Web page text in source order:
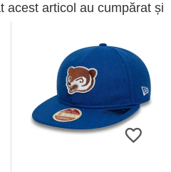
acest articol au cumpărat și